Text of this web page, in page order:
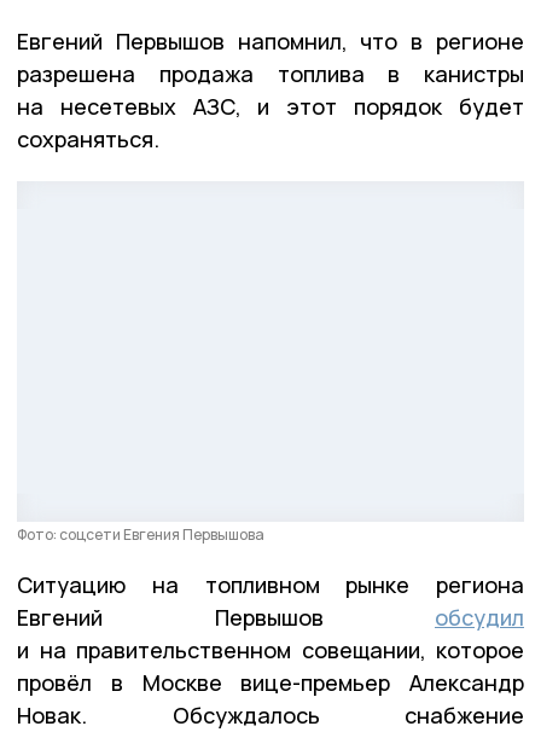
Евгений Первышов напомнил, что в регионе
разрешена продажа топлива в канистры
на несетевых АЗС, и этот порядок будет
сохраняться.
Фото: соцсети Евгения Первышова
Ситуацию на топливном рынке региона
Евгений Первышов обсудил
и на правительственном совещании, которое
провёл в Москве вице-премьер Александр
Новак. Обсуждалось снабжение